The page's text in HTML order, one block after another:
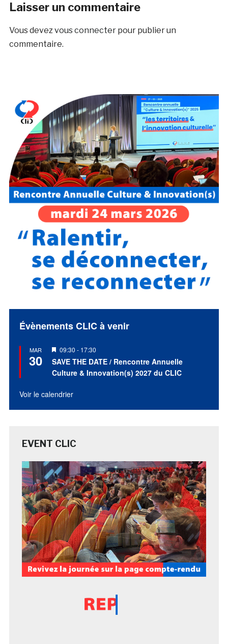
Laisser un commentaire
Vous devezvous connecterpour publier un
commentaire.
Évènements CLIC à venir
MAR
30
Mis
en
avant
09:30 - 17:30
SAVE THE DATE / Rencontre Annuelle
Culture & Innovation(s) 2027 du CLIC
Voir le calendrier
EVENT CLIC